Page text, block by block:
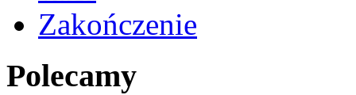
Zakończenie
Polecamy